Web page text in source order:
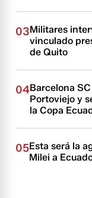
03Militares
vinculado
de Quito
04Barcelona
Portoviejo y
la Copa
05Esta será la
Milei a